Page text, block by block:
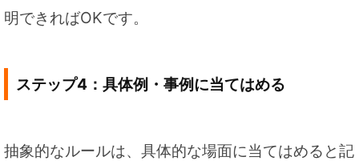
明できればOKです。
ステップ4：具体例・事例に当てはめる
抽象的なルールは、具体的な場面に当てはめると記